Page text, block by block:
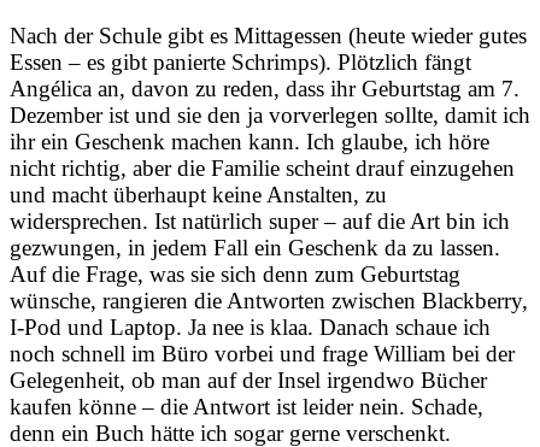
Nach der Schule gibt es Mittagessen (heute wieder gutes
Essen – es gibt panierte Schrimps). Plötzlich fängt
Angélica an, davon zu reden, dass ihr Geburtstag am 7.
Dezember ist und sie den ja vorverlegen sollte, damit ich
ihr ein Geschenk machen kann. Ich glaube, ich höre
nicht richtig, aber die Familie scheint drauf einzugehen
und macht überhaupt keine Anstalten, zu
widersprechen. Ist natürlich super – auf die Art bin ich
gezwungen, in jedem Fall ein Geschenk da zu lassen.
Auf die Frage, was sie sich denn zum Geburtstag
wünsche, rangieren die Antworten zwischen Blackberry,
I-Pod und Laptop. Ja nee is klaa. Danach schaue ich
noch schnell im Büro vorbei und frage William bei der
Gelegenheit, ob man auf der Insel irgendwo Bücher
kaufen könne – die Antwort ist leider nein. Schade,
denn ein Buch hätte ich sogar gerne verschenkt.